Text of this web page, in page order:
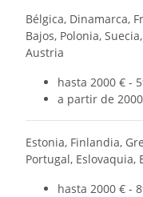
Bélgica, Dinamarca,
Bajos, Polonia,
Austria
hasta 2000 € -
a partir de
Estonia, Finlandia,
Portugal, Eslovaquia,
hasta 2000 € -